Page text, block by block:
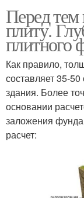
Перед тем
плиту.
плитного
Как правило,
составляет 35-50
здания. Более
основании
заложения
расчет: